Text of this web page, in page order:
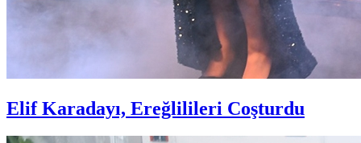
Elif Karadayı, Ereğlilileri Coşturdu